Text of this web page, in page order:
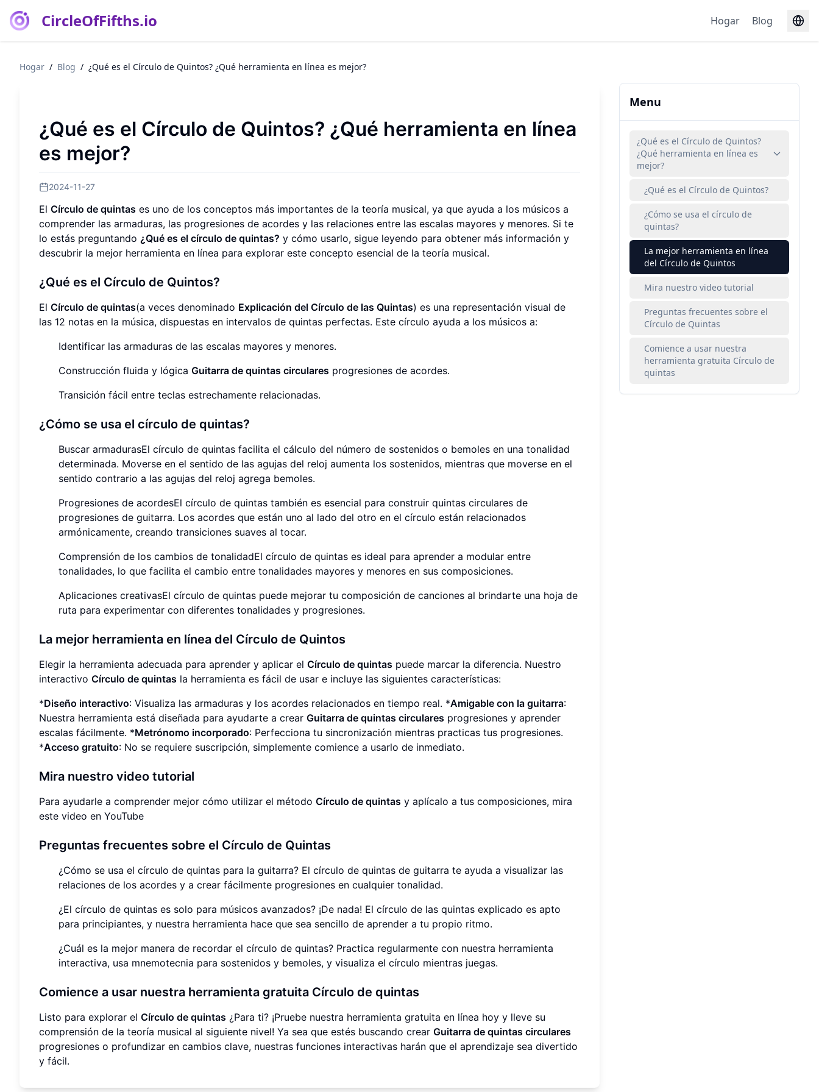
CircleOfFifths.io Hogar Blog
Hogar / Blog / ¿Qué es el Círculo de Quintos? ¿Qué herramienta en línea es mejor?
¿Qué es el Círculo de Quintos? ¿Qué herramienta en línea
es mejor?
2024-11-27
El Círculo de quintas es uno de los conceptos más importantes de la teoría musical, ya que ayuda a los músicos a
comprender las armaduras, las progresiones de acordes y las relaciones entre las escalas mayores y menores. Si te
lo estás preguntando ¿Qué es el círculo de quintas? y cómo usarlo, sigue leyendo para obtener más información y
descubrir la mejor herramienta en línea para explorar este concepto esencial de la teoría musical.
¿Qué es el Círculo de Quintos?
El Círculo de quintas(a veces denominado Explicación del Círculo de las Quintas) es una representación visual de
las 12 notas en la música, dispuestas en intervalos de quintas perfectas. Este círculo ayuda a los músicos a:
Identificar las armaduras de las escalas mayores y menores.
Construcción fluida y lógica Guitarra de quintas circulares progresiones de acordes.
Transición fácil entre teclas estrechamente relacionadas.
¿Cómo se usa el círculo de quintas?
Buscar armadurasEl círculo de quintas facilita el cálculo del número de sostenidos o bemoles en una tonalidad
determinada. Moverse en el sentido de las agujas del reloj aumenta los sostenidos, mientras que moverse en el
sentido contrario a las agujas del reloj agrega bemoles.
Progresiones de acordesEl círculo de quintas también es esencial para construir quintas circulares de
progresiones de guitarra. Los acordes que están uno al lado del otro en el círculo están relacionados
armónicamente, creando transiciones suaves al tocar.
Comprensión de los cambios de tonalidadEl círculo de quintas es ideal para aprender a modular entre
tonalidades, lo que facilita el cambio entre tonalidades mayores y menores en sus composiciones.
Aplicaciones creativasEl círculo de quintas puede mejorar tu composición de canciones al brindarte una hoja de
ruta para experimentar con diferentes tonalidades y progresiones.
La mejor herramienta en línea del Círculo de Quintos
Elegir la herramienta adecuada para aprender y aplicar el Círculo de quintas puede marcar la diferencia. Nuestro
interactivo Círculo de quintas la herramienta es fácil de usar e incluye las siguientes características:
*Diseño interactivo: Visualiza las armaduras y los acordes relacionados en tiempo real. *Amigable con la guitarra:
Nuestra herramienta está diseñada para ayudarte a crear Guitarra de quintas circulares progresiones y aprender
escalas fácilmente. *Metrónomo incorporado: Perfecciona tu sincronización mientras practicas tus progresiones.
*Acceso gratuito: No se requiere suscripción, simplemente comience a usarlo de inmediato.
Mira nuestro video tutorial
Para ayudarle a comprender mejor cómo utilizar el método Círculo de quintas y aplícalo a tus composiciones, mira
este video en YouTube
Preguntas frecuentes sobre el Círculo de Quintas
¿Cómo se usa el círculo de quintas para la guitarra? El círculo de quintas de guitarra te ayuda a visualizar las
relaciones de los acordes y a crear fácilmente progresiones en cualquier tonalidad.
¿El círculo de quintas es solo para músicos avanzados? ¡De nada! El círculo de las quintas explicado es apto
para principiantes, y nuestra herramienta hace que sea sencillo de aprender a tu propio ritmo.
¿Cuál es la mejor manera de recordar el círculo de quintas? Practica regularmente con nuestra herramienta
interactiva, usa mnemotecnia para sostenidos y bemoles, y visualiza el círculo mientras juegas.
Comience a usar nuestra herramienta gratuita Círculo de quintas
Listo para explorar el Círculo de quintas ¿Para ti? ¡Pruebe nuestra herramienta gratuita en línea hoy y lleve su
comprensión de la teoría musical al siguiente nivel! Ya sea que estés buscando crear Guitarra de quintas circulares
progresiones o profundizar en cambios clave, nuestras funciones interactivas harán que el aprendizaje sea divertido
y fácil.
Menu
¿Qué es el Círculo de Quintos?
¿Qué herramienta en línea es
mejor?
¿Qué es el Círculo de Quintos?
¿Cómo se usa el círculo de
quintas?
La mejor herramienta en línea
del Círculo de Quintos
Mira nuestro video tutorial
Preguntas frecuentes sobre el
Círculo de Quintas
Comience a usar nuestra
herramienta gratuita Círculo de
quintas